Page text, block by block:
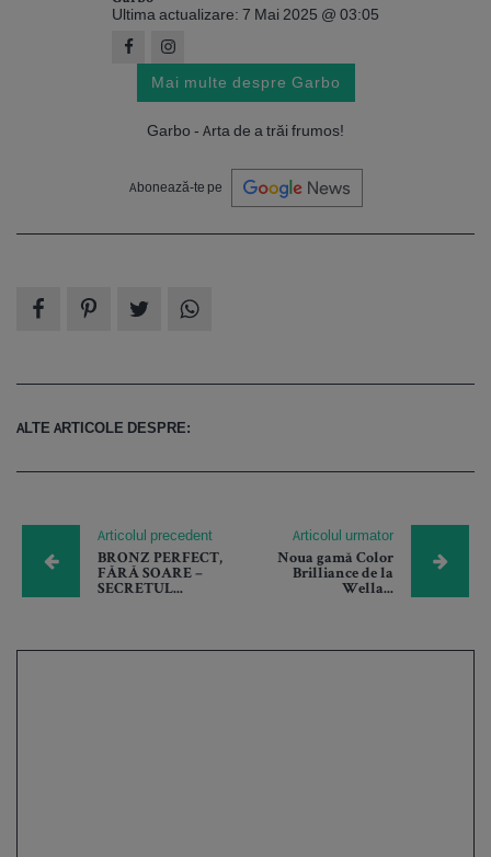
Ultima actualizare: 7 Mai 2025 @ 03:05
Mai multe despre Garbo
Garbo - Arta de a trăi frumos!
Abonează-te pe
ALTE ARTICOLE DESPRE:
Articolul precedent
BRONZ PERFECT,
FĂRĂ SOARE –
SECRETUL...
Articolul urmator
Noua gamă Color
Brilliance de la
Wella...